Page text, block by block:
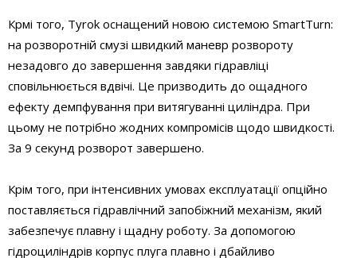
Крмі того, Tyrok оснащений новою системою SmartTurn:
на розворотній смузі швидкий маневр розвороту
незадовго до завершення завдяки гідравліці
сповільнюється вдвічі. Це призводить до ощадного
ефекту демпфування при витягуванні циліндра. При
цьому не потрібно жодних компромісів щодо швидкості.
За 9 секунд розворот завершено.
Крім того, при інтенсивних умовах експлуатації опційно
поставляється гідравлічний запобіжний механізм, який
забезпечує плавну і щадну роботу. За допомогою
гідроциліндрів корпус плуга плавно і дбайливо